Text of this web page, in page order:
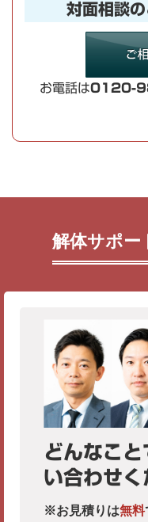
対面相談
お電話は0120-
解体サポー
どんなこと
い合わせく
※お見積りは無料